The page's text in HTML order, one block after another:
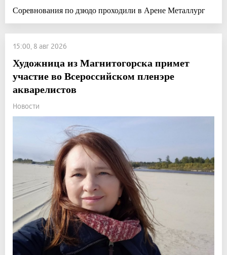
Соревнования по дзюдо проходили в Арене Металлург
15:00, 8 авг 2026
Художница из Магнитогорска примет
участие во Всероссийском пленэре
акварелистов
Новости